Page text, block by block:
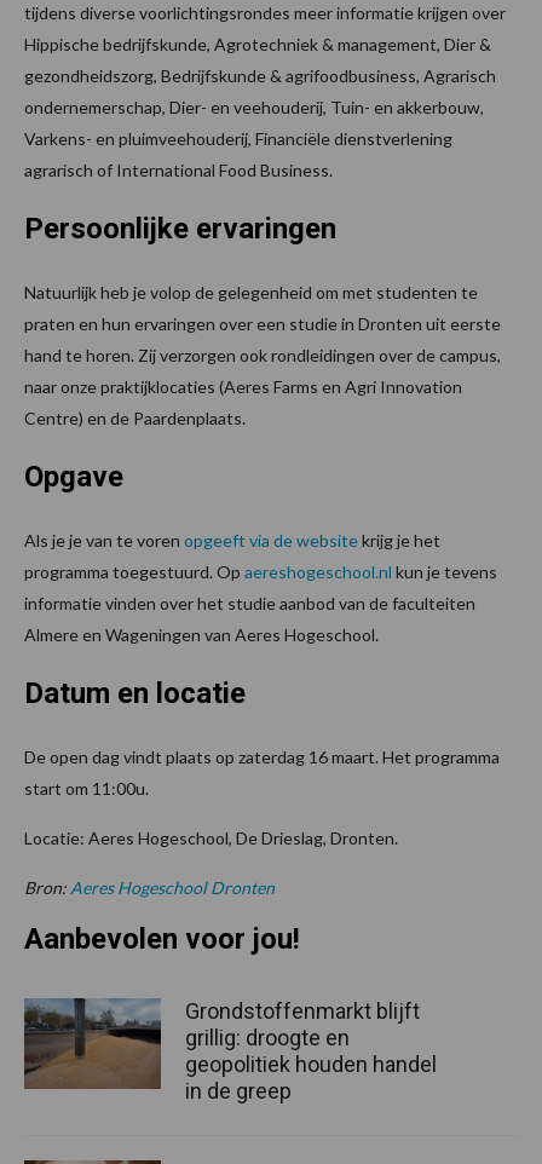
tijdens diverse voorlichtingsrondes meer informatie krijgen over
Hippische bedrijfskunde, Agrotechniek & management, Dier &
gezondheidszorg, Bedrijfskunde & agrifoodbusiness, Agrarisch
ondernemerschap, Dier- en veehouderij, Tuin- en akkerbouw,
Varkens- en pluimveehouderij, Financiële dienstverlening
agrarisch of International Food Business.
Persoonlijke ervaringen
Natuurlijk heb je volop de gelegenheid om met studenten te
praten en hun ervaringen over een studie in Dronten uit eerste
hand te horen. Zij verzorgen ook rondleidingen over de campus,
naar onze praktijklocaties (Aeres Farms en Agri Innovation
Centre) en de Paardenplaats.
Opgave
Als je je van te voren opgeeft via de websitekrijg je het
programma toegestuurd. Op aereshogeschool.nl kun je tevens
informatie vinden over het studie aanbod van de faculteiten
Almere en Wageningen van Aeres Hogeschool.
Datum en locatie
De open dag vindt plaats op zaterdag 16 maart. Het programma
start om 11:00u.
Locatie: Aeres Hogeschool, De Drieslag, Dronten.
Bron: Aeres Hogeschool Dronten
Aanbevolen voor jou!
Grondstoffenmarkt blijft
grillig: droogte en
geopolitiek houden handel
in de greep